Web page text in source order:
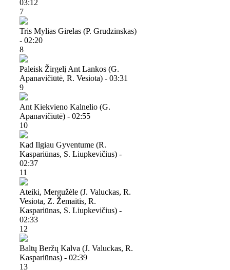
03:12
7
Tris Mylias Girelas (p. Grudzinskas)
- 02:20
8
Paleisk Žirgelį Ant Lankos (g.
Apanavičiūtė, R. Vesiota) - 03:31
9
Ant Kiekvieno Kalnelio (g.
Apanavičiūtė) - 02:55
10
Kad Ilgiau Gyventume (r.
Kaspariūnas, S. Liupkevičius) -
02:37
11
Ateiki, Mergužėle (j. Valuckas, R.
Vesiota, Z. Žemaitis, R.
Kaspariūnas, S. Liupkevičius) -
02:33
12
Baltų Beržų Kalva (j. Valuckas, R.
Kaspariūnas) - 02:39
13